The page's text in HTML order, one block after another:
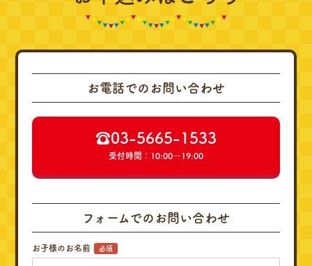
お電話でのお問い合わせ
☎︎03-5665-1533
受付時間：10:00～19:00
フォームでのお問い合わせ
お子様のお名前 必須